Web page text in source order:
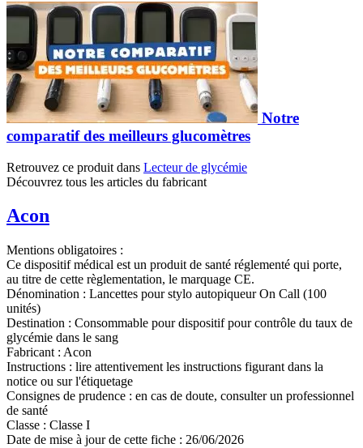
Notre
comparatif des meilleurs glucomètres
Retrouvez ce produit dans Lecteur de glycémie
Découvrez tous les articles du fabricant
Acon
Mentions obligatoires :
Ce dispositif médical est un produit de santé réglementé qui porte,
au titre de cette règlementation, le marquage CE.
Dénomination : Lancettes pour stylo autopiqueur On Call (100
unités)
Destination : Consommable pour dispositif pour contrôle du taux de
glycémie dans le sang
Fabricant : Acon
Instructions : lire attentivement les instructions figurant dans la
notice ou sur l'étiquetage
Consignes de prudence : en cas de doute, consulter un professionnel
de santé
Classe : Classe I
Date de mise à jour de cette fiche : 26/06/2026